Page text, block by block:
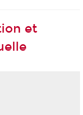
et